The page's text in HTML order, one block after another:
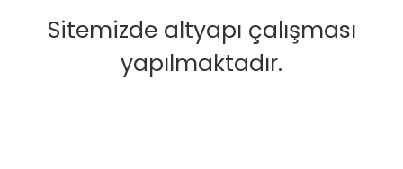
Sitemizde altyapı çalışması
yapılmaktadır.